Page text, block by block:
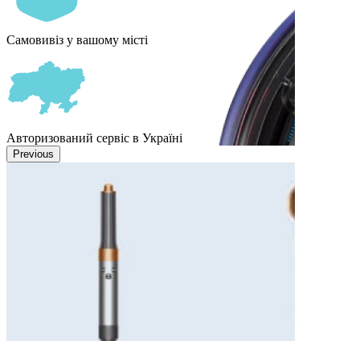
Самовивіз у вашому місті
Авторизований сервіс в Україні
Previous